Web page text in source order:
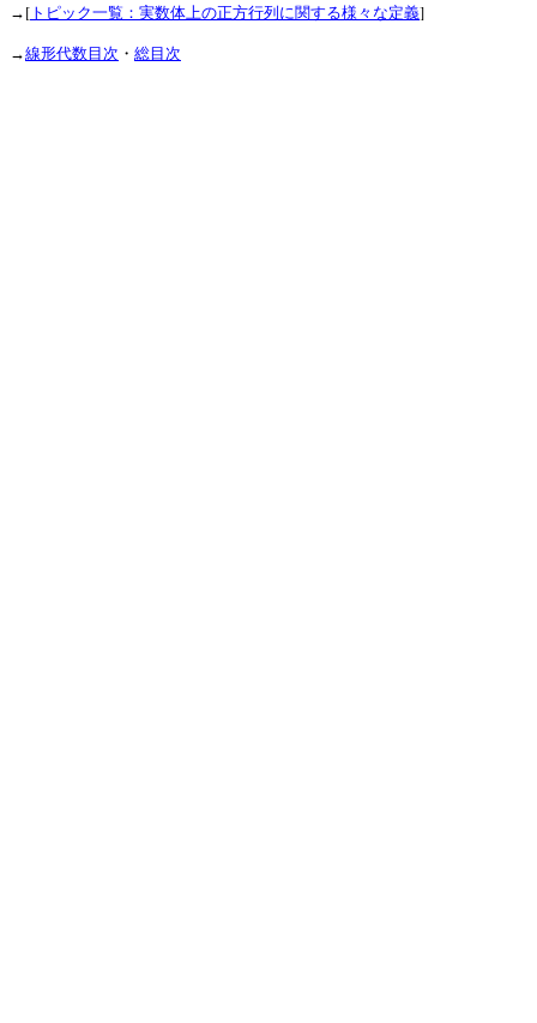
→ [ トピック一覧：実数体上の正方行列に関する様々な定義]
→線形代数目次 ・ 総目次